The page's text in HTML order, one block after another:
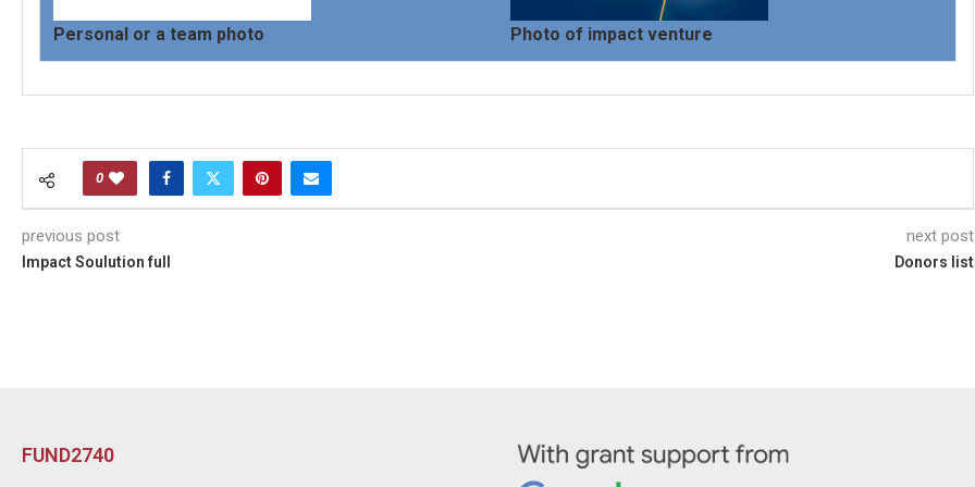
Personal or a team photo Photo of impact venture
0
previous post
Impact Soulution full
next post
Donors list
FUND2740